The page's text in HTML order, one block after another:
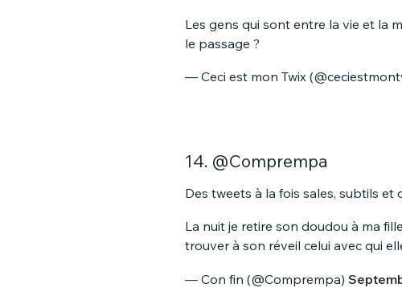
Les gens qui sont entre la vie et la
le passage ?
— Ceci est mon Twix
14. @Comprempa
Des tweets à la fois sales, subtils
La nuit je retire son doudou à ma
trouver à son réveil celui avec qui
— Con fin (@Comprempa)